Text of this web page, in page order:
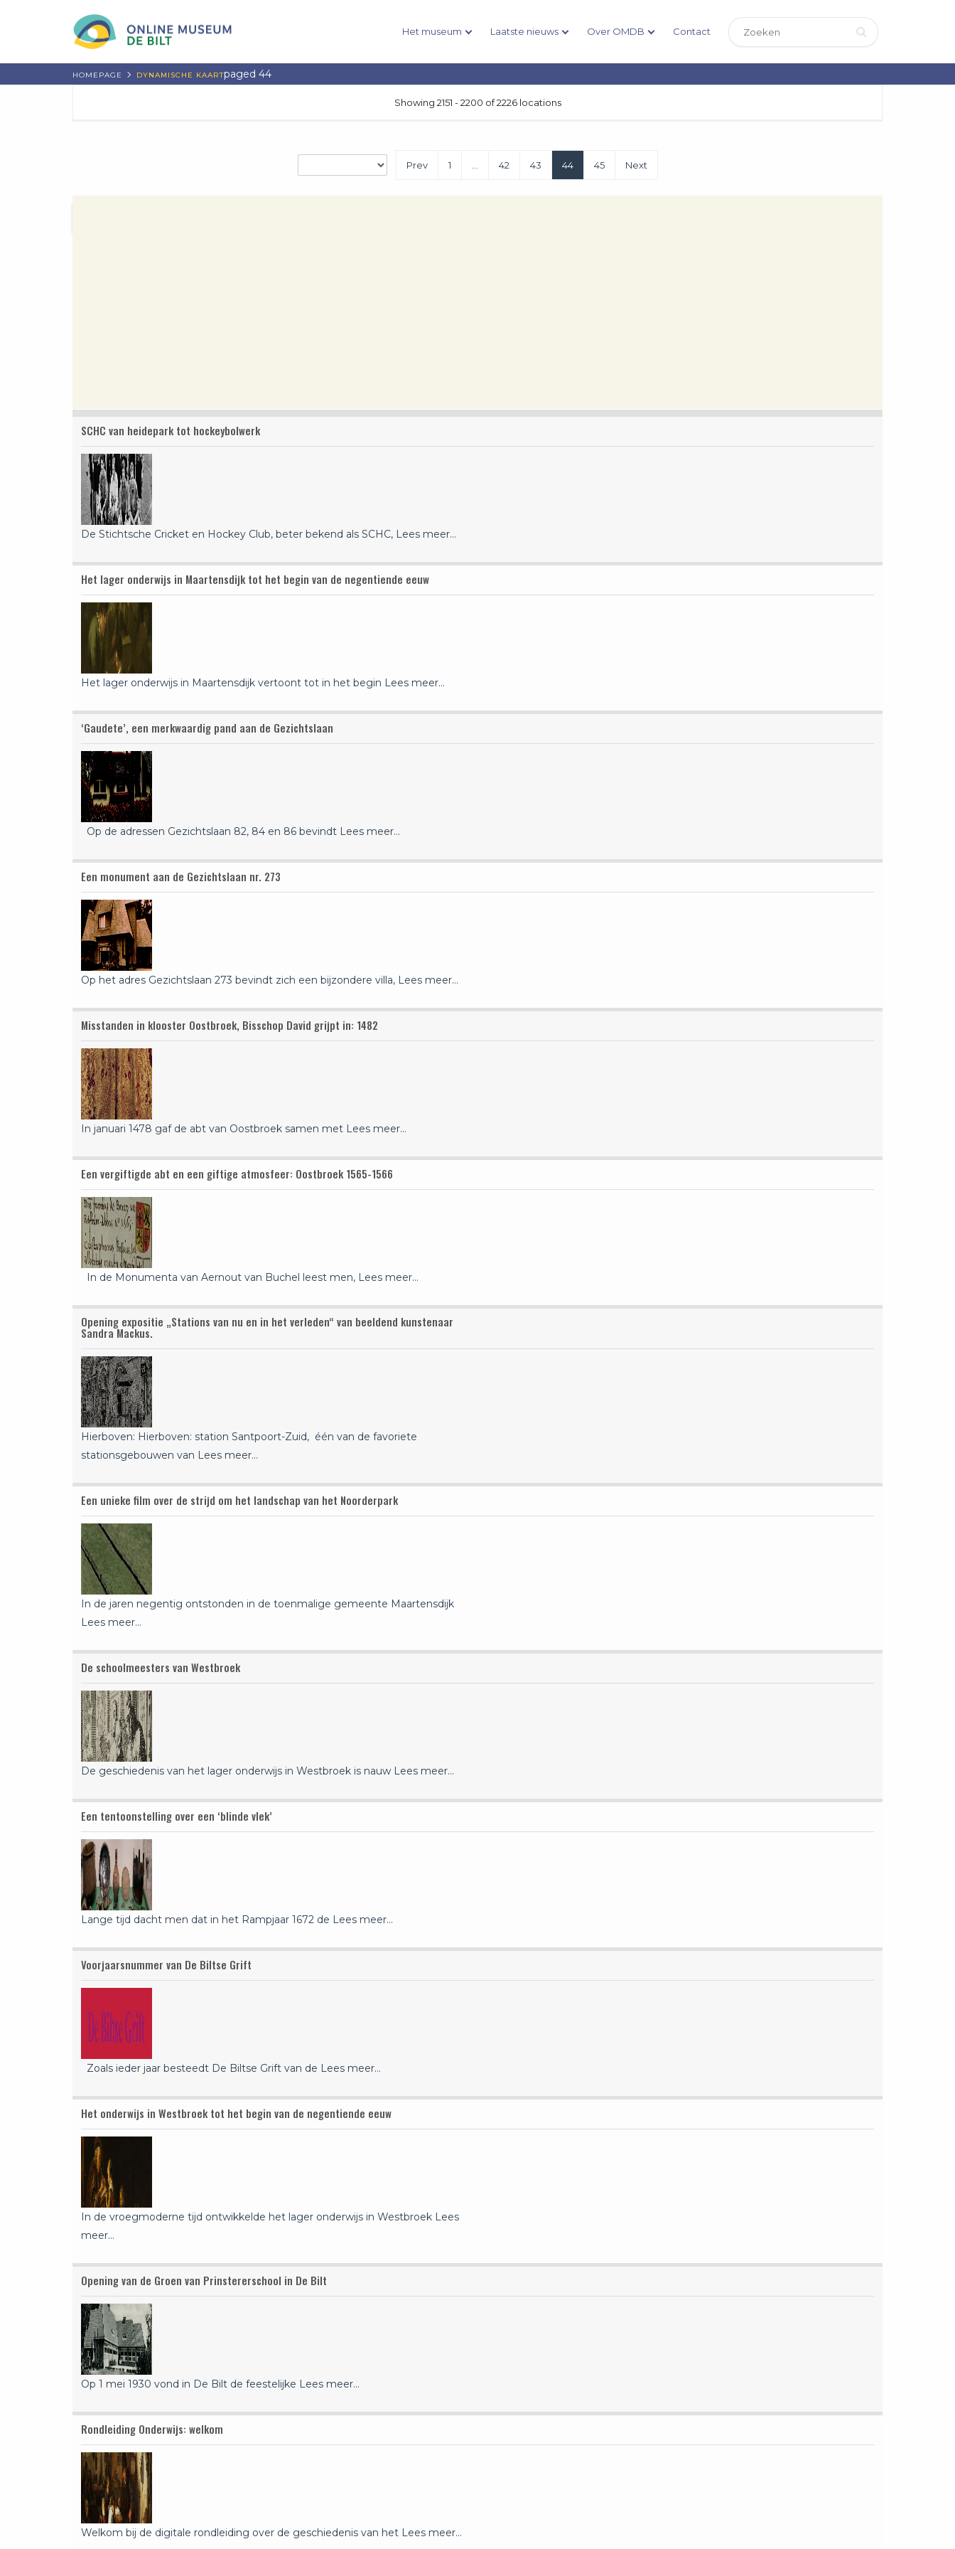
Het museum Laatste nieuws Over OMDB Contact
HOMEPAGE DYNAMISCHE KAARTpaged 44
Showing 2151 - 2200 of 2226 locations
Prev 1 … 42 43 44 45 Next
SCHC van heidepark tot hockeybolwerk
De Stichtsche Cricket en Hockey Club, beter bekend als SCHC, Lees meer…
Het lager onderwijs in Maartensdijk tot het begin van de negentiende eeuw
Het lager onderwijs in Maartensdijk vertoont tot in het begin Lees meer…
‘Gaudete’, een merkwaardig pand aan de Gezichtslaan
Op de adressen Gezichtslaan 82, 84 en 86 bevindt Lees meer…
Een monument aan de Gezichtslaan nr. 273
Op het adres Gezichtslaan 273 bevindt zich een bijzondere villa, Lees meer…
Misstanden in klooster Oostbroek, Bisschop David grijpt in: 1482
In januari 1478 gaf de abt van Oostbroek samen met Lees meer…
Een vergiftigde abt en een giftige atmosfeer: Oostbroek 1565-1566
In de Monumenta van Aernout van Buchel leest men, Lees meer…
Opening expositie „Stations van nu en in het verleden“ van beeldend kunstenaar
Sandra Mackus.
Hierboven: Hierboven: station Santpoort-Zuid, één van de favoriete
stationsgebouwen van Lees meer…
Een unieke film over de strijd om het landschap van het Noorderpark
In de jaren negentig ontstonden in de toenmalige gemeente Maartensdijk
Lees meer…
De schoolmeesters van Westbroek
De geschiedenis van het lager onderwijs in Westbroek is nauw Lees meer…
Een tentoonstelling over een ‘blinde vlek’
Lange tijd dacht men dat in het Rampjaar 1672 de Lees meer…
Voorjaarsnummer van De Biltse Grift
Zoals ieder jaar besteedt De Biltse Grift van de Lees meer…
Het onderwijs in Westbroek tot het begin van de negentiende eeuw
In de vroegmoderne tijd ontwikkelde het lager onderwijs in Westbroek Lees
meer…
Opening van de Groen van Prinstererschool in De Bilt
Op 1 mei 1930 vond in De Bilt de feestelijke Lees meer…
Rondleiding Onderwijs: welkom
Welkom bij de digitale rondleiding over de geschiedenis van het Lees meer…